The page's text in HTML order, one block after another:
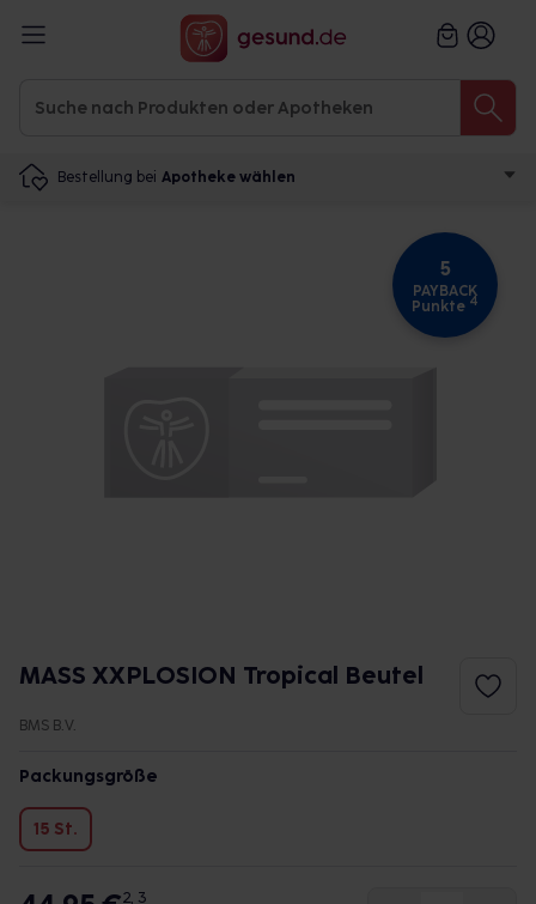
Bestellung bei Apotheke wählen
5
PAYBACK
Punkte 4
MASS XXPLOSION Tropical Beutel
BMS B.V.
Packungsgröße
15 St.
2, 3